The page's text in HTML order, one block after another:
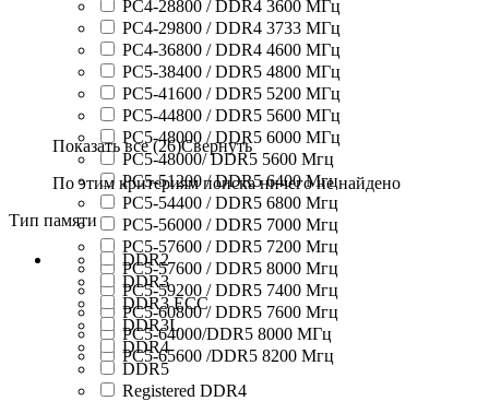
PC4-28800 / DDR4 3600 МГц
PC4-29800 / DDR4 3733 МГц
PC4-36800 / DDR4 4600 МГц
PC5-38400 / DDR5 4800 МГц
PC5-41600 / DDR5 5200 МГц
PC5-44800 / DDR5 5600 МГц
PC5-48000 / DDR5 6000 МГц
PC5-48000/ DDR5 5600 Мгц
PC5-51200 / DDR5 6400 Мгц
PC5-54400 / DDR5 6800 Мгц
PC5-56000 / DDR5 7000 Мгц
PC5-57600 / DDR5 7200 Мгц
PC5-57600 / DDR5 8000 Мгц
PC5-59200 / DDR5 7400 Мгц
PC5-60800 / DDR5 7600 Мгц
PC5-64000/DDR5 8000 МГц
PC5-65600 /DDR5 8200 Мгц
Показать все (26)Свернуть
По этим критериям поиска ничего не найдено
Тип памяти
DDR2
DDR3
DDR3 ECC
DDR3L
DDR4
DDR5
Registered DDR4